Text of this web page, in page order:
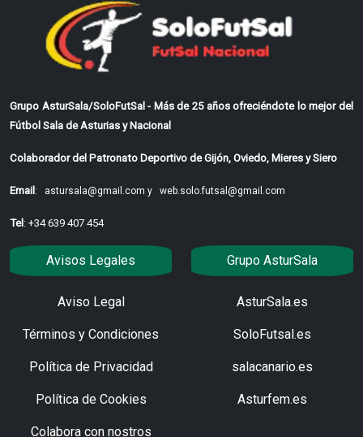
Grupo AsturSala/SoloFutSal - Más de 25 años ofreciéndote lo mejor del
Fútbol Sala de Asturias y Nacional
Colaborador del Patronato Deportivo de Gijón, Oviedo, Mieres y Siero
Email: astursala@gmail.com y web.solo.futsal@gmail.com
Tel: +34 639 407 454
Avisos Legales
Aviso Legal
Términos y Condiciones
Política de Privacidad
Política de Cookies
Colabora con nostros
Grupo AsturSala
AsturSala.es
SoloFutsal.es
salacanario.es
Asturfem.es